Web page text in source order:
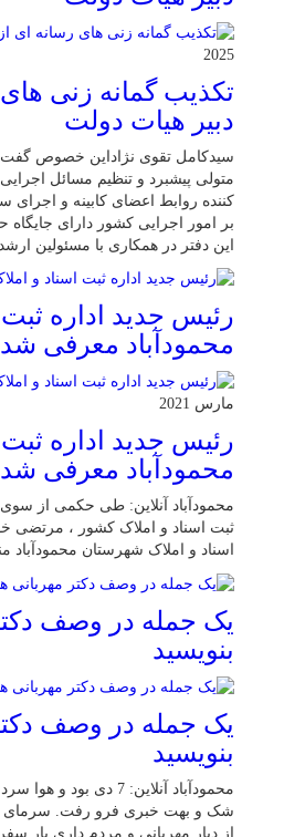
2025
تکذیب گمانه زنی
دبیر هیات دولت
سیدکامل تقوی نژاداین خصوص گفت:
متولی پیشبرد و تنظیم مسائل
کننده روابط اعضای کابینه و
بر امور اجرایی کشور دارای
این دفتر در همکاری با مسئولین
رئیس جدید اداره ثبت
محمودآباد معرفی شد
مارس 2021
رئیس جدید اداره ثبت
محمودآباد معرفی شد
محمودآباد آنلاین: طی حکمی از سوی
ثبت اسناد و املاک کشور ، مرتضی
اسناد و املاک شهرستان
یک جمله در وصف
بنویسید
یک جمله در وصف
بنویسید
محمودآباد آنلاین: 7 دی
شک و بهت خبری فرو رفت. سرمای
از دیار مهربانی و مردم داری بار